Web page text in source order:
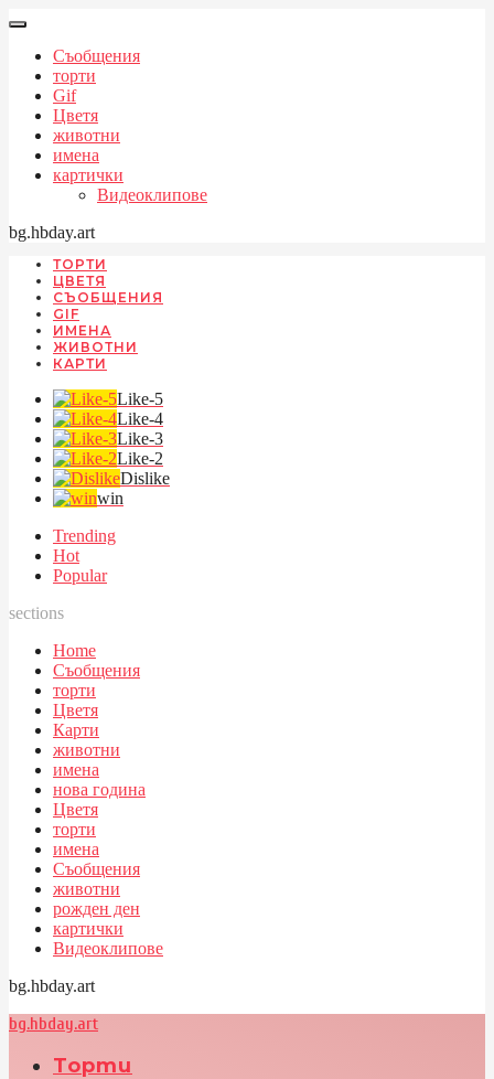
Съобщения
торти
Gif
Цветя
животни
имена
картички
Видеоклипове
bg.hbday.art
ТОРТИ
ЦВЕТЯ
СЪОБЩЕНИЯ
GIF
ИМЕНА
ЖИВОТНИ
КАРТИ
Like-5
Like-4
Like-3
Like-2
Dislike
win
Trending
Hot
Popular
sections
Home
Съобщения
торти
Цветя
Карти
животни
имена
нова година
Цветя
торти
имена
Съобщения
животни
рожден ден
картички
Видеоклипове
bg.hbday.art
bg.hbday.art
Торти